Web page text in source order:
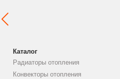
Каталог
Радиаторы отопления
Конвекторы отопления